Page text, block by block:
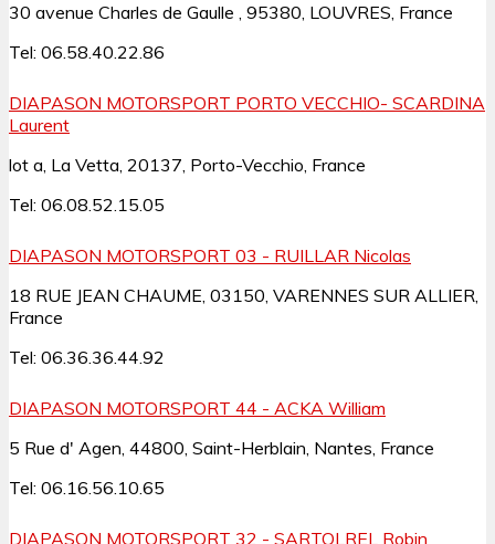
30 avenue Charles de Gaulle , 95380, LOUVRES, France
Tel: 06.58.40.22.86
DIAPASON MOTORSPORT PORTO VECCHIO- SCARDINA
Laurent
lot a, La Vetta, 20137, Porto-Vecchio, France
Tel: 06.08.52.15.05
DIAPASON MOTORSPORT 03 - RUILLAR Nicolas
18 RUE JEAN CHAUME, 03150, VARENNES SUR ALLIER,
France
Tel: 06.36.36.44.92
DIAPASON MOTORSPORT 44 - ACKA William
5 Rue d' Agen, 44800, Saint-Herblain, Nantes, France
Tel: 06.16.56.10.65
DIAPASON MOTORSPORT 32 - SARTOLREL Robin